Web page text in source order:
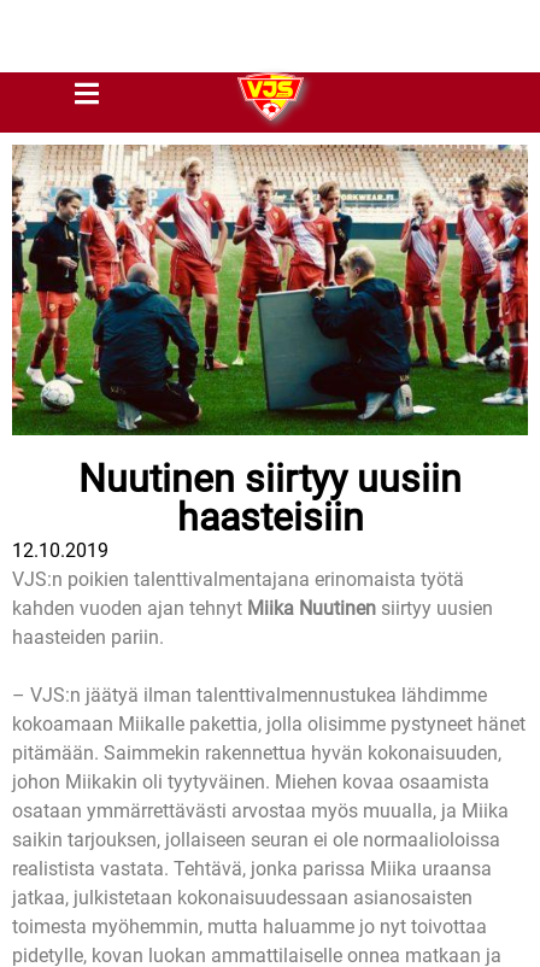
Nuutinen siirtyy uusiin
haasteisiin
12.10.2019
VJS:n poikien talenttivalmentajana erinomaista työtä
kahden vuoden ajan tehnyt Miika Nuutinen siirtyy uusien
haasteiden pariin.
– VJS:n jäätyä ilman talenttivalmennustukea lähdimme
kokoamaan Miikalle pakettia, jolla olisimme pystyneet hänet
pitämään. Saimmekin rakennettua hyvän kokonaisuuden,
johon Miikakin oli tyytyväinen. Miehen kovaa osaamista
osataan ymmärrettävästi arvostaa myös muualla, ja Miika
saikin tarjouksen, jollaiseen seuran ei ole normaalioloissa
realistista vastata. Tehtävä, jonka parissa Miika uraansa
jatkaa, julkistetaan kokonaisuudessaan asianosaisten
toimesta myöhemmin, mutta haluamme jo nyt toivottaa
pidetylle, kovan luokan ammattilaiselle onnea matkaan ja